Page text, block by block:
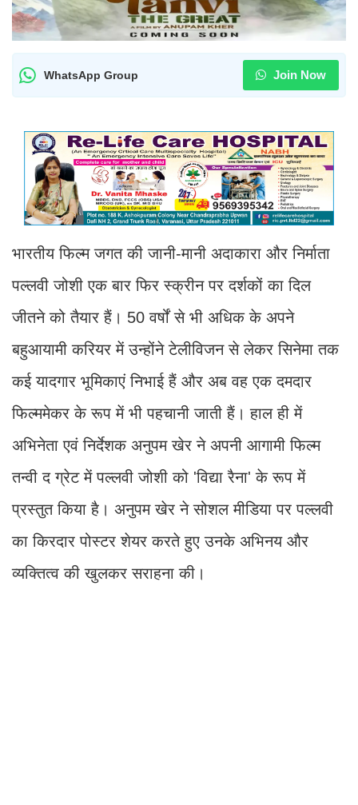
WhatsApp Group Join Now
भारतीय फिल्म जगत की जानी-मानी अदाकारा और निर्माता
पल्लवी जोशी एक बार फिर स्क्रीन पर दर्शकों का दिल
जीतने को तैयार हैं। 50 वर्षों से भी अधिक के अपने
बहुआयामी करियर में उन्होंने टेलीविजन से लेकर सिनेमा तक
कई यादगार भूमिकाएं निभाई हैं और अब वह एक दमदार
फिल्ममेकर के रूप में भी पहचानी जाती हैं। हाल ही में
अभिनेता एवं निर्देशक अनुपम खेर ने अपनी आगामी फिल्म
तन्वी द ग्रेट में पल्लवी जोशी को 'विद्या रैना' के रूप में
प्रस्तुत किया है। अनुपम खेर ने सोशल मीडिया पर पल्लवी
का किरदार पोस्टर शेयर करते हुए उनके अभिनय और
व्यक्तित्व की खुलकर सराहना की।